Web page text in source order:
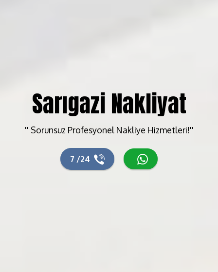
Sarıgazi Nakliyat
'' Sorunsuz Profesyonel Nakliye Hizmetleri!''
7 /24